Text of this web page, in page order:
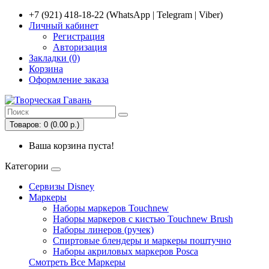
+7 (921) 418-18-22 (WhatsApp | Telegram | Viber)
Личный кабинет
Регистрация
Авторизация
Закладки (0)
Корзина
Оформление заказа
Товаров: 0 (0.00 р.)
Ваша корзина пуста!
Категории
Сервизы Disney
Маркеры
Наборы маркеров Touchnew
Наборы маркеров c кистью Touchnew Brush
Наборы линеров (ручек)
Спиртовые блендеры и маркеры поштучно
Наборы акриловых маркеров Posca
Смотреть Все Маркеры